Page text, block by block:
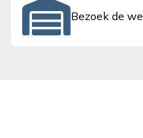
Bezoek de